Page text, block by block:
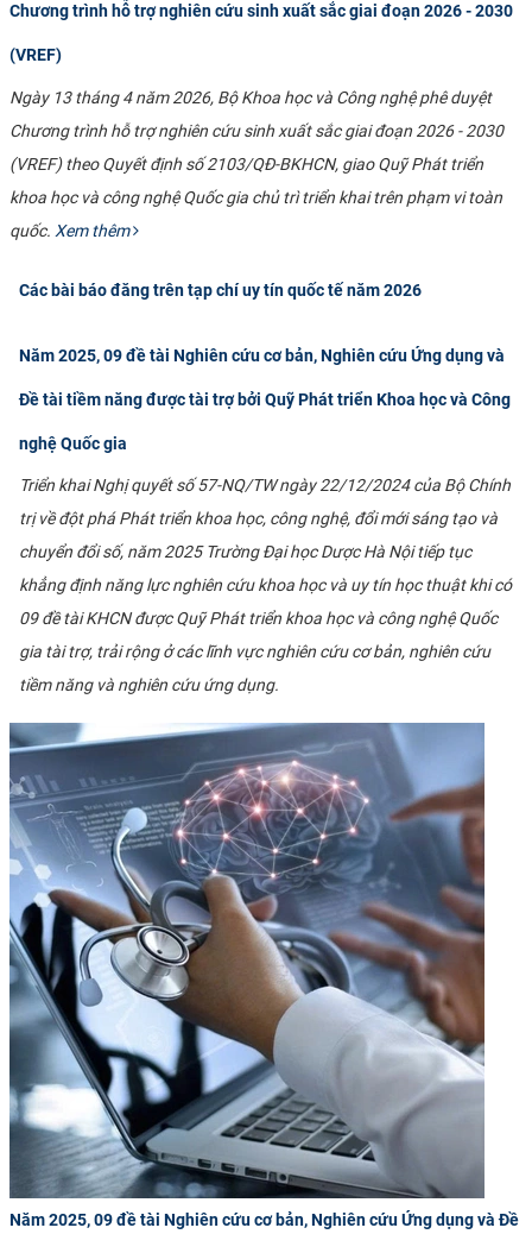
Chương trình hỗ trợ nghiên cứu sinh xuất sắc giai đoạn 2026 - 2030
(VREF)
Ngày 13 tháng 4 năm 2026, Bộ Khoa học và Công nghệ phê duyệt
Chương trình hỗ trợ nghiên cứu sinh xuất sắc giai đoạn 2026 - 2030
(VREF) theo Quyết định số 2103/QĐ-BKHCN, giao Quỹ Phát triển
khoa học và công nghệ Quốc gia chủ trì triển khai trên phạm vi toàn
quốc. Xem thêm
Các bài báo đăng trên tạp chí uy tín quốc tế năm 2026
Năm 2025, 09 đề tài Nghiên cứu cơ bản, Nghiên cứu Ứng dụng và
Đề tài tiềm năng được tài trợ bởi Quỹ Phát triển Khoa học và Công
nghệ Quốc gia
Triển khai Nghị quyết số 57-NQ/TW ngày 22/12/2024 của Bộ Chính
trị về đột phá Phát triển khoa học, công nghệ, đổi mới sáng tạo và
chuyển đổi số, năm 2025 Trường Đại học Dược Hà Nội tiếp tục
khẳng định năng lực nghiên cứu khoa học và uy tín học thuật khi có
09 đề tài KHCN được Quỹ Phát triển khoa học và công nghệ Quốc
gia tài trợ, trải rộng ở các lĩnh vực nghiên cứu cơ bản, nghiên cứu
tiềm năng và nghiên cứu ứng dụng.
Năm 2025, 09 đề tài Nghiên cứu cơ bản, Nghiên cứu Ứng dụng và Đề